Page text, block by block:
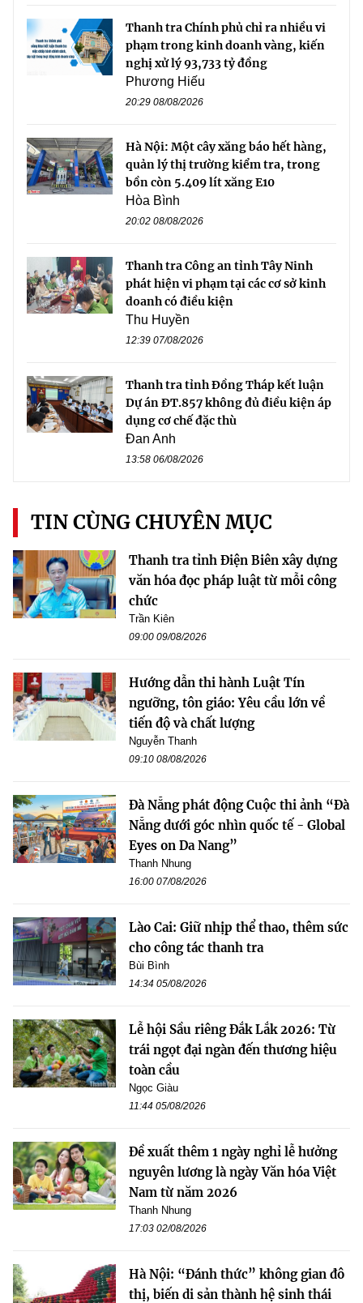
Thanh tra Chính phủ chỉ ra nhiều vi
phạm trong kinh doanh vàng, kiến
nghị xử lý 93,733 tỷ đồng
Phương Hiếu
20:29 08/08/2026
Hà Nội: Một cây xăng báo hết hàng,
quản lý thị trường kiểm tra, trong
bồn còn 5.409 lít xăng E10
Hòa Bình
20:02 08/08/2026
Thanh tra Công an tỉnh Tây Ninh
phát hiện vi phạm tại các cơ sở kinh
doanh có điều kiện
Thu Huyền
12:39 07/08/2026
Thanh tra tỉnh Đồng Tháp kết luận
Dự án ĐT.857 không đủ điều kiện áp
dụng cơ chế đặc thù
Đan Anh
13:58 06/08/2026
TIN CÙNG CHUYÊN MỤC
Thanh tra tỉnh Điện Biên xây dựng
văn hóa đọc pháp luật từ mỗi công
chức
Trần Kiên
09:00 09/08/2026
Hướng dẫn thi hành Luật Tín
ngưỡng, tôn giáo: Yêu cầu lớn về
tiến độ và chất lượng
Nguyễn Thanh
09:10 08/08/2026
Đà Nẵng phát động Cuộc thi ảnh “Đà
Nẵng dưới góc nhìn quốc tế - Global
Eyes on Da Nang”
Thanh Nhung
16:00 07/08/2026
Lào Cai: Giữ nhịp thể thao, thêm sức
cho công tác thanh tra
Bùi Bình
14:34 05/08/2026
Lễ hội Sầu riêng Đắk Lắk 2026: Từ
trái ngọt đại ngàn đến thương hiệu
toàn cầu
Ngọc Giàu
11:44 05/08/2026
Đề xuất thêm 1 ngày nghỉ lễ hưởng
nguyên lương là ngày Văn hóa Việt
Nam từ năm 2026
Thanh Nhung
17:03 02/08/2026
Hà Nội: “Đánh thức” không gian đô
thị, biến di sản thành hệ sinh thái